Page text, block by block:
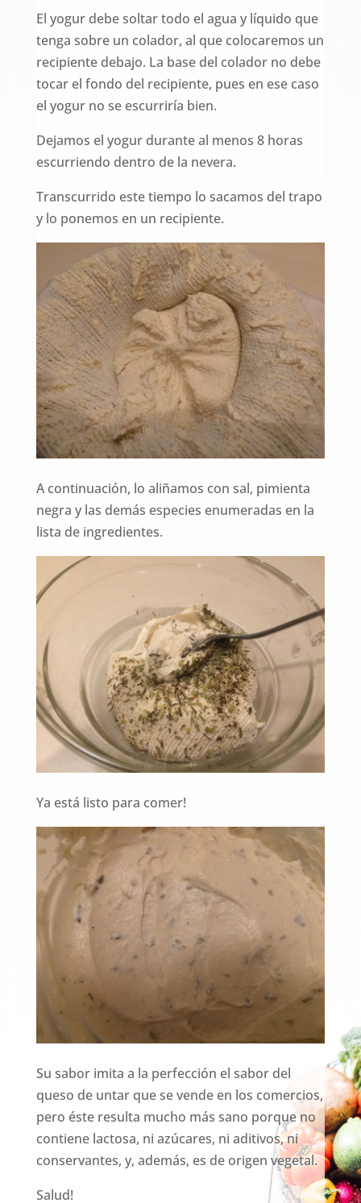
El yogur debe soltar todo el agua y líquido que
tenga sobre un colador, al que colocaremos un
recipiente debajo. La base del colador no debe
tocar el fondo del recipiente, pues en ese caso
el yogur no se escurriría bien.
Dejamos el yogur durante al menos 8 horas
escurriendo dentro de la nevera.
Transcurrido este tiempo lo sacamos del trapo
y lo ponemos en un recipiente.
A continuación, lo aliñamos con sal, pimienta
negra y las demás especies enumeradas en la
lista de ingredientes.
Ya está listo para comer!
Su sabor imita a la perfección el sabor del
queso de untar que se vende en los comercios,
pero éste resulta mucho más sano porque no
contiene lactosa, ni azúcares, ni aditivos, ni
conservantes, y, además, es de origen vegetal.
Salud!